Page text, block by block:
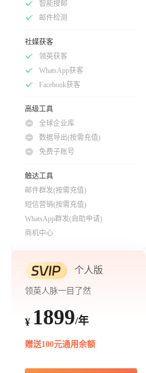
智能搜邮
邮件检测
社媒获客
领英获客
WhatsApp获客
Facebook获客
高级工具
全球企业库
数据导出(按需充值)
免费子账号
触达工具
邮件群发(按需充值)
短信营销(按需充值)
WhatsApp群发(自助申请)
商机中心
个人版
领英人脉一目了然
¥ 1899/年
赠送100元通用余额